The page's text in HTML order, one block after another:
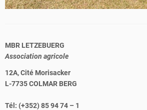
MBR LETZEBUERG
Association agricole
12A, Cité Morisacker
L-7735 COLMAR BERG
Tél: (+352) 85 94 74 – 1